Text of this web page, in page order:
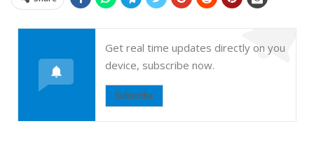
Get real time updates directly on you
device, subscribe now.
Subscribe